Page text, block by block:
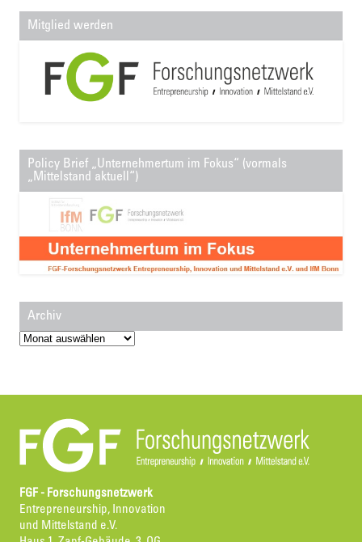
Mitglied werden
Policy Brief „Unternehmertum im Fokus“ (vormals
„Mittelstand aktuell“)
Archiv
Archiv
FGF - Forschungsnetzwerk
Entrepreneurship, Innovation
und Mittelstand e.V.